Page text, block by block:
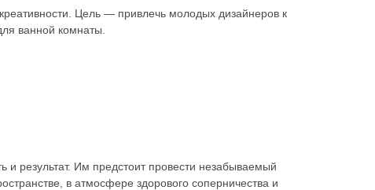
Цель — привлечь молодых дизайнеров к
ванной комнаты.
и результат. Им предстоит провести незабываемый
в атмосфере здорового соперничества и